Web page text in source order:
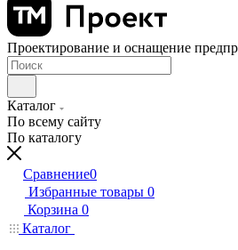
Проектирование и оснащение
Каталог
По всему сайту
По каталогу
Сравнение0
Избранные товары 0
Корзина 0
Каталог